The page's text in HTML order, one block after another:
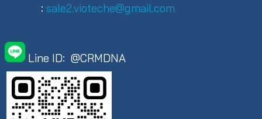
: sale2.vioteche@gmail.com
Line ID: @CRMDNA